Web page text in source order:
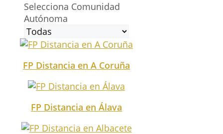
Selecciona Comunidad
Autónoma
FP Distancia en A Coruña
FP Distancia en Álava